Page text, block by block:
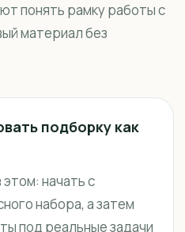
понять рамку работы с
материал без
подборку как
начать с
набора, а затем
под реальные задачи